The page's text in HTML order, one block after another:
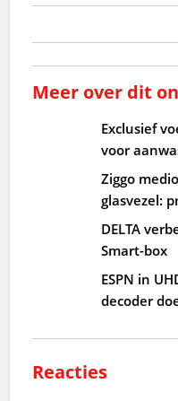
Meer over dit
Exclusief
voor
Ziggo
glasvezel:
DELTA
Smart-box
ESPN in
decoder
Reacties